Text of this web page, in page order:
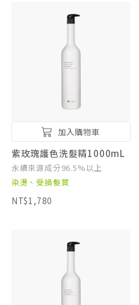
加入購物車
紫玫瑰護色洗髮精1000mL
永續來源成分96.5%以上
染燙、受損髮質
NT$1,780